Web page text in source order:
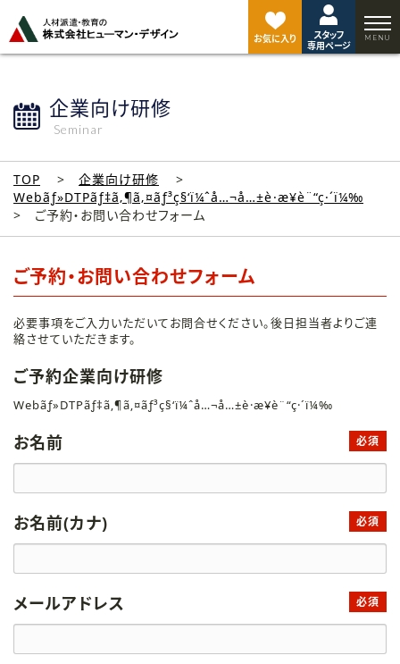
お気に入り
スタッフ
専用ページ
企業向け研修
Seminar
TOP
企業向け研修
Webãƒ»DTPãƒ‡ã‚¶ã‚¤ãƒ³ç§‘ï¼ˆå…¬å…±è·æ¥­è¨“ç·´ï¼‰
ご予約・お問い合わせフォーム
ご予約・お問い合わせフォーム
必要事項をご入力いただいてお問合せください。後日担当者よりご連
絡させていただきます。
ご予約企業向け研修
Webãƒ»DTPãƒ‡ã‚¶ã‚¤ãƒ³ç§‘ï¼ˆå…¬å…±è·æ¥­è¨“ç·´ï¼‰
お名前 必須
お名前(カナ) 必須
メールアドレス 必須
ジ
ト